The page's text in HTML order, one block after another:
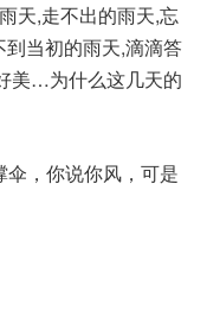
天,走不出的雨天,忘
当初的雨天,滴滴答
美…为什么这几天的
，你说你风，可是